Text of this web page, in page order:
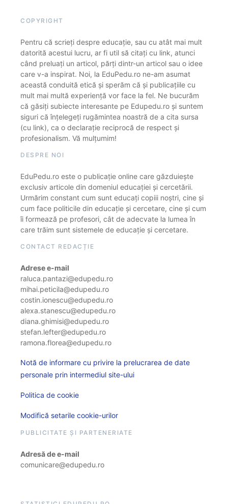
COPYRIGHT
Pentru că scrieți despre educație, sau cu atât mai mult
datorită acestui lucru, ar fi util să citați cu link, atunci
când preluați un articol, părți dintr-un articol sau o idee
care v-a inspirat. Noi, la EduPedu.ro ne-am asumat
această conduită etică și sperăm că și publicațiile cu
mult mai multă experiență vor face la fel. Ne bucurăm
că găsiți subiecte interesante pe Edupedu.ro și suntem
siguri că înțelegeți rugămintea noastră de a cita sursa
(cu link), ca o declarație reciprocă de respect și
profesionalism. Vă mulțumim!
DESPRE NOI
EduPedu.ro este o publicație online care găzduiește
exclusiv articole din domeniul educației și cercetării.
Urmărim constant cum sunt educați copiii noștri, cine și
cum face politicile din educație și cercetare, cine și cum
îi formează pe profesori, cât de adecvate la lumea în
care trăim sunt sistemele de educație și cercetare.
CONTACT REDACȚIE
Adrese e-mail
raluca.pantazi@edupedu.ro
mihai.peticila@edupedu.ro
costin.ionescu@edupedu.ro
alexa.stanescu@edupedu.ro
diana.ghimisi@edupedu.ro
stefan.lefter@edupedu.ro
ramona.florea@edupedu.ro
Notă de informare cu privire la prelucrarea de date
personale prin intermediul site-ului
Politica de cookie
Modifică setarile cookie-urilor
PUBLICITATE ȘI PARTENERIATE
Adresă de e-mail
comunicare@edupedu.ro